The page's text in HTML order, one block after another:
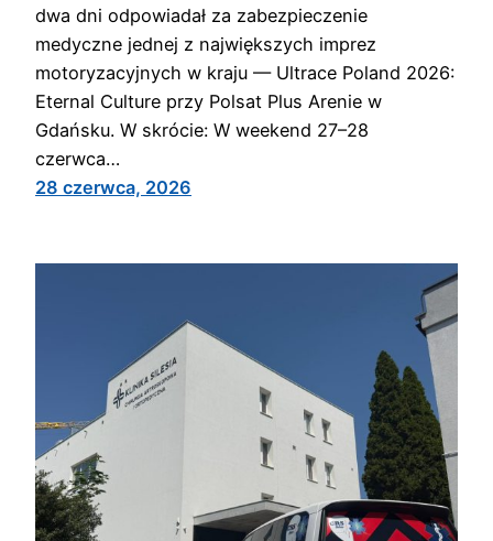
dwa dni odpowiadał za zabezpieczenie
medyczne jednej z największych imprez
motoryzacyjnych w kraju — Ultrace Poland 2026:
Eternal Culture przy Polsat Plus Arenie w
Gdańsku. W skrócie: W weekend 27–28
czerwca…
28 czerwca, 2026